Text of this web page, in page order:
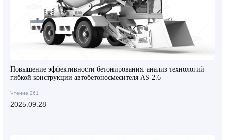
Повышение эффективности бетонирования: анализ технологий
гибкой конструкции автобетоносмесителя AS-2.6
Чтение:261
2025.09.28